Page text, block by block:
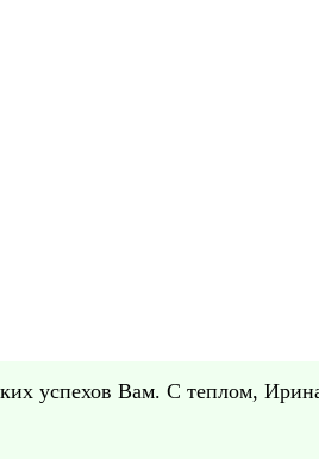
успехов Вам. С теплом,